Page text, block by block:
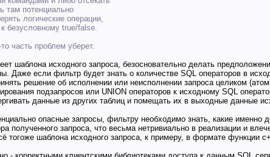
там потенциально
логические операции,
безусловному true/false.
часть проблем уберет.
шаблона исходного запроса, безосновательно делать
Даже если фильтр будет знать о количестве SQL операторов в
решение об исполнении или неисполнении запроса целиком
подзапросов или UNION операторов к исходному SQL
данные из других таблиц и помещать их в выходные данные
опасные запросы, фильтру необходимо знать, какие именно
полученного запроса, что весьма нетривиально в реализации и
тогоже шаблона исходного запроса, к примеру, в формате функции